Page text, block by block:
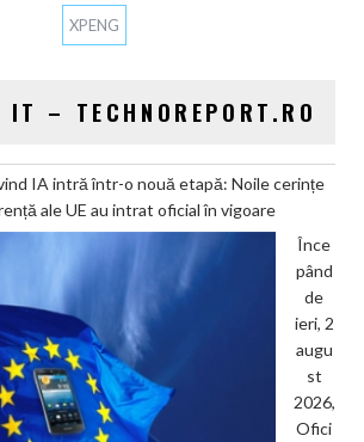
XPENG
– TECHNOREPORT.RO
IA intră într-o nouă etapă: Noile cerințe
ale UE au intrat oficial în vigoare
Înce
pând
de
ieri, 2
augu
st
2026,
Ofici